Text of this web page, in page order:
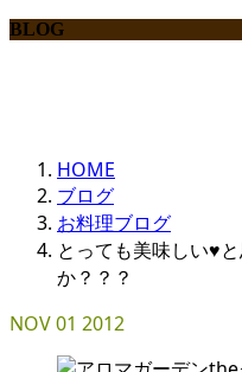
BLOG
HOME
ブログ
お料理ブログ
とっても美味しい♥
か？？？
NOV01 2012